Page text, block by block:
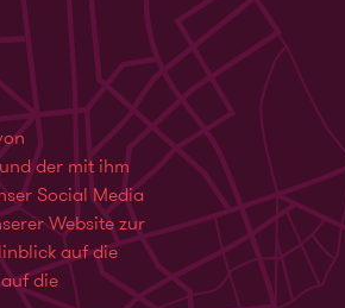
der mit ihm
Social Media
Website zur
auf die
die